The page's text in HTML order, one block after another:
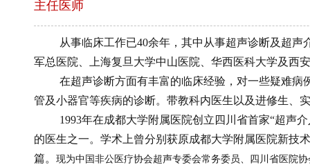
主任医师
从事临床工作已40余年，其中从事超声诊断及超
军总医院、上海复旦大学中山医院、华西医科大学及西
在超声诊断方面有丰富的临床经验，对一些疑难
管及小器官等疾病的诊断。带教科内医生以及进修生、
1993年在成都大学附属医院创立四川省首家“超声
的医生之一。学术上曾分别获原成都大学附属医院新技
篇。 现为中国非公医疗协会超声专委会常务委员、四川省医院